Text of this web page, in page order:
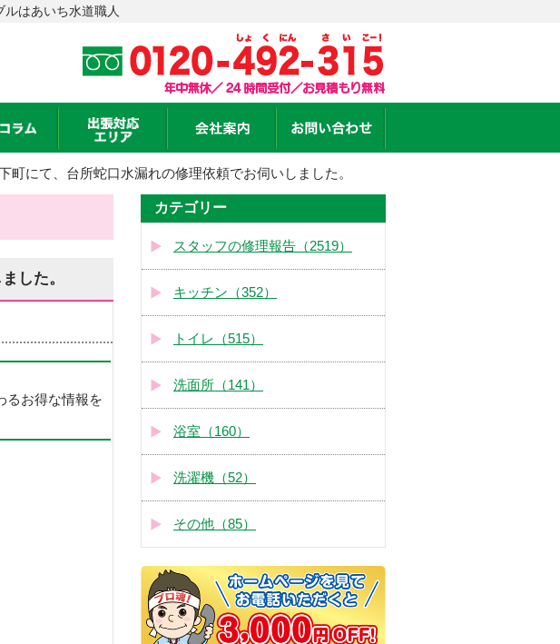
はあいち水道職人
町にて、台所蛇口水漏れの修理依頼でお伺いしました。
した。
るお得な情報を
カテゴリー
スタッフの修理報告（2519）
キッチン（352）
トイレ（515）
洗面所（141）
浴室（160）
洗濯機（52）
その他（85）